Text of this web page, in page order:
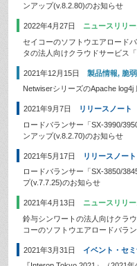
ンアップ(v.8.2.80)のお知らせ
2022年4月27日
ニュースリリー
セイコーのソフトウエアロード
タの法人向けクラウドサービス
2021年12月15日 製品情報, 脆
NetwiserシリーズのApache
2021年9月7日
リリースノート
ロードバランサー「SX-3990/
ンアップ(v.8.2.70)のお知らせ
2021年5月17日
リリースノート
ロードバランサー「SX-3850/
プ(v.7.7.25)のお知らせ
2021年4月13日
ニュースリリー
鈴与シンワートの法人向けクラ
コーのソフトウエアロードバラ
2021年3月31日
イベント・セ